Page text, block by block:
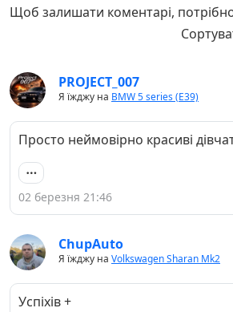
Щоб залишати коментарі,
PROJECT_007
Я їжджу на BMW 5 series (E39)
Просто неймовірно красиві
02 березня 21:46
ChupAuto
Я їжджу на Volkswagen Sharan Mk2
Успіхів +